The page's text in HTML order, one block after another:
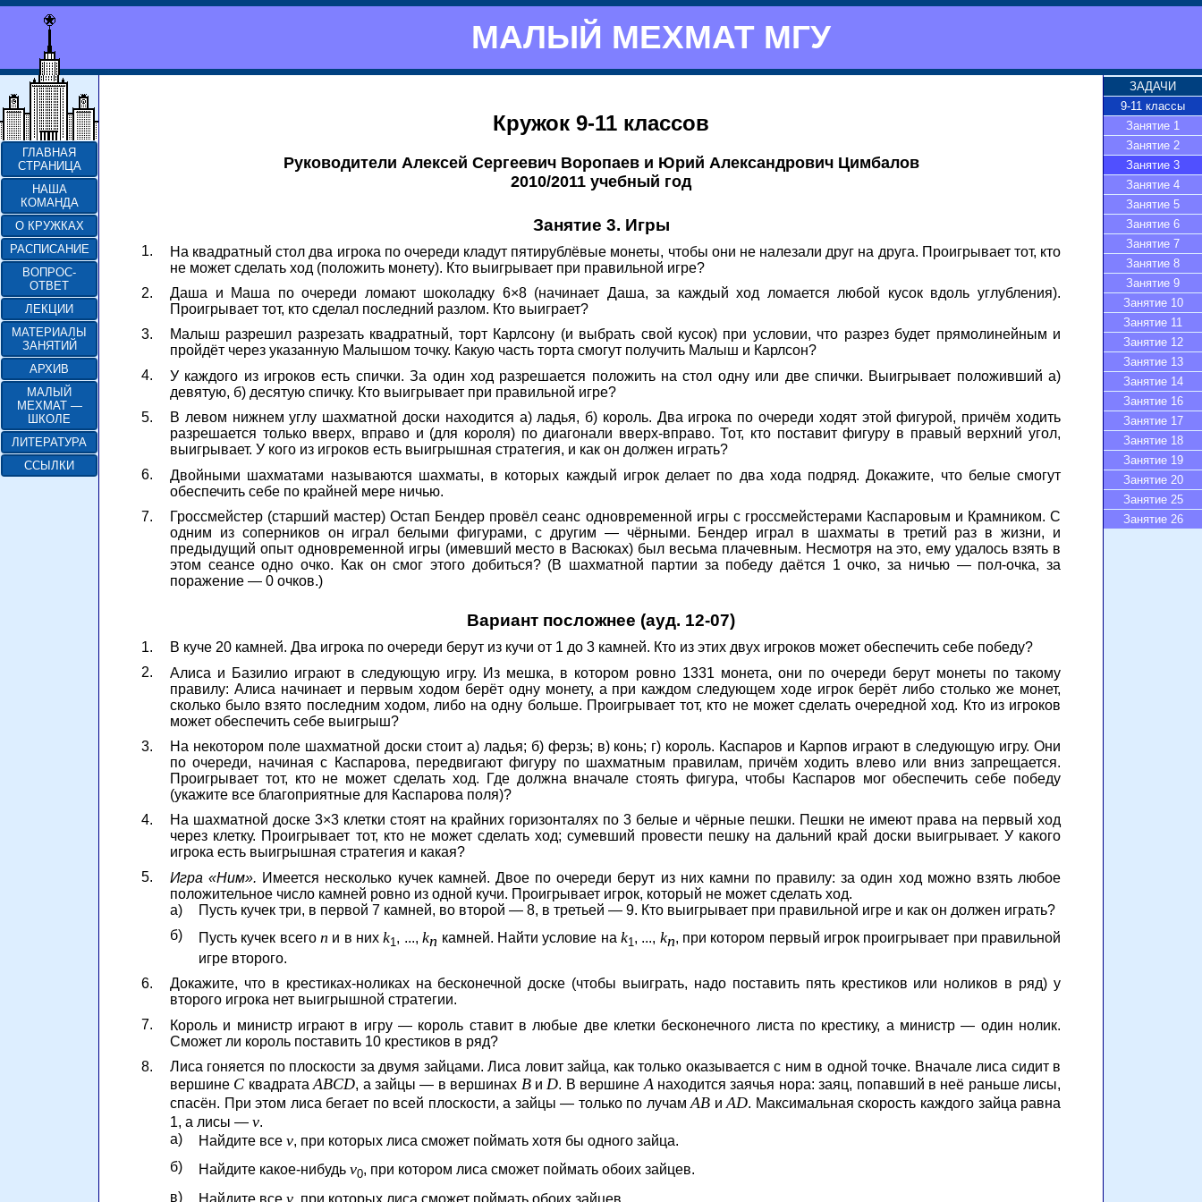
МАЛЫЙ МЕХМАТ МГУ
ГЛАВНАЯ
СТРАНИЦА
НАША
КОМАНДА
О КРУЖКАХ
РАСПИСАНИЕ
ВОПРОС-
ОТВЕТ
ЛЕКЦИИ
МАТЕРИАЛЫ
ЗАНЯТИЙ
АРХИВ
МАЛЫЙ
МЕХМАТ —
ШКОЛЕ
ЛИТЕРАТУРА
ССЫЛКИ
Кружок 9-11 классов
Руководители Алексей Сергеевич Воропаев и Юрий Александрович Цимбалов
2010/2011 учебный год
Занятие 3. Игры
1.
На квадратный стол два игрока по очереди кладут пятирублёвые монеты, чтобы они не налезали друг на друга. Проигрывает тот, кто
не может сделать ход (положить монету). Кто выигрывает при правильной игре?
2.
Даша и Маша по очереди ломают шоколадку 6×8 (начинает Даша, за каждый ход ломается любой кусок вдоль углубления).
Проигрывает тот, кто сделал последний разлом. Кто выиграет?
3.
Малыш разрешил разрезать квадратный, торт Карлсону (и выбрать свой кусок) при условии, что разрез будет прямолинейным и
пройдёт через указанную Малышом точку. Какую часть торта смогут получить Малыш и Карлсон?
4.
У каждого из игроков есть спички. За один ход разрешается положить на стол одну или две спички. Выигрывает положивший а)
девятую, б) десятую спичку. Кто выигрывает при правильной игре?
5.
В левом нижнем углу шахматной доски находится а) ладья, б) король. Два игрока по очереди ходят этой фигурой, причём ходить
разрешается только вверх, вправо и (для короля) по диагонали вверх-вправо. Тот, кто поставит фигуру в правый верхний угол,
выигрывает. У кого из игроков есть выигрышная стратегия, и как он должен играть?
6.
Двойными шахматами называются шахматы, в которых каждый игрок делает по два хода подряд. Докажите, что белые смогут
обеспечить себе по крайней мере ничью.
7.
Гроссмейстер (старший мастер) Остап Бендер провёл сеанс одновременной игры с гроссмейстерами Каспаровым и Крамником. С
одним из соперников он играл белыми фигурами, с другим — чёрными. Бендер играл в шахматы в третий раз в жизни, и
предыдущий опыт одновременной игры (имевший место в Васюках) был весьма плачевным. Несмотря на это, ему удалось взять в
этом сеансе одно очко. Как он смог этого добиться? (В шахматной партии за победу даётся 1 очко, за ничью — пол-очка, за
поражение — 0 очков.)
Вариант посложнее (ауд. 12-07)
1.
В куче 20 камней. Два игрока по очереди берут из кучи от 1 до 3 камней. Кто из этих двух игроков может обеспечить себе победу?
2.
Алиса и Базилио играют в следующую игру. Из мешка, в котором ровно 1331 монета, они по очереди берут монеты по такому
правилу: Алиса начинает и первым ходом берёт одну монету, а при каждом следующем ходе игрок берёт либо столько же монет,
сколько было взято последним ходом, либо на одну больше. Проигрывает тот, кто не может сделать очередной ход. Кто из игроков
может обеспечить себе выигрыш?
3.
На некотором поле шахматной доски стоит а) ладья; б) ферзь; в) конь; г) король. Каспаров и Карпов играют в следующую игру. Они
по очереди, начиная с Каспарова, передвигают фигуру по шахматным правилам, причём ходить влево или вниз запрещается.
Проигрывает тот, кто не может сделать ход. Где должна вначале стоять фигура, чтобы Каспаров мог обеспечить себе победу
(укажите все благоприятные для Каспарова поля)?
4.
На шахматной доске 3×3 клетки стоят на крайних горизонталях по 3 белые и чёрные пешки. Пешки не имеют права на первый ход
через клетку. Проигрывает тот, кто не может сделать ход; сумевший провести пешку на дальний край доски выигрывает. У какого
игрока есть выигрышная стратегия и какая?
5.
Игра «Ним». Имеется несколько кучек камней. Двое по очереди берут из них камни по правилу: за один ход можно взять любое
положительное число камней ровно из одной кучи. Проигрывает игрок, который не может сделать ход.
а)
Пусть кучек три, в первой 7 камней, во второй — 8, в третьей — 9. Кто выигрывает при правильной игре и как он должен играть?
б)
Пусть кучек всего n и в нихk1 , ...,kn камней. Найти условие на k1 , ..., kn, при котором первый игрок проигрывает при правильной
игре второго.
6.
Докажите, что в крестиках-ноликах на бесконечной доске (чтобы выиграть, надо поставить пять крестиков или ноликов в ряд) у
второго игрока нет выигрышной стратегии.
7.
Король и министр играют в игру — король ставит в любые две клетки бесконечного листа по крестику, а министр — один нолик.
Сможет ли король поставить 10 крестиков в ряд?
8.
Лиса гоняется по плоскости за двумя зайцами. Лиса ловит зайца, как только оказывается с ним в одной точке. Вначале лиса сидит в
вершине C квадратаABCD, а зайцы — в вершинах Bи D. В вершине A находится заячья нора: заяц, попавший в неё раньше лисы,
спасён. При этом лиса бегает по всей плоскости, а зайцы — только по лучамAB иAD. Максимальная скорость каждого зайца равна
1, а лисы — v.
а)
Найдите все v, при которых лиса сможет поймать хотя бы одного зайца.
б)
Найдите какое-нибудь v0, при котором лиса сможет поймать обоих зайцев.
в)
ЗАДАЧИ
9-11 классы
Занятие 1
Занятие 2
Занятие 3
Занятие 4
Занятие 5
Занятие 6
Занятие 7
Занятие 8
Занятие 9
Занятие 10
Занятие 11
Занятие 12
Занятие 13
Занятие 14
Занятие 16
Занятие 17
Занятие 18
Занятие 19
Занятие 20
Занятие 25
Занятие 26